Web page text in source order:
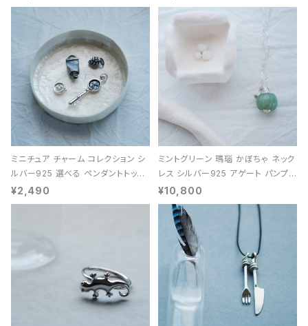
ミニチュア チャーム コレクション シ
ルバー925 選べる ペンダントトップ
レディース ユニセックス
¥2,490
ミントグリーン 瑪瑙 かぼちゃ ネック
レス シルバー925 アゲート パンプキ
ン 天然石 レディース
¥10,800